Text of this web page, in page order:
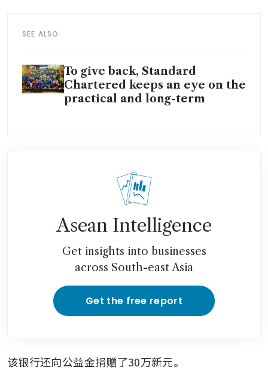
SEE ALSO
To give back, Standard
Chartered keeps an eye on the
practical and long-term
Asean Intelligence
Get insights into businesses
across South-east Asia
Get the free report
该银行还向公益金捐赠了30万新元。